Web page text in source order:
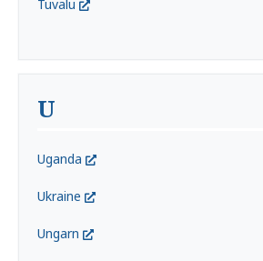
Tuvalu
U
Uganda
Ukraine
Ungarn